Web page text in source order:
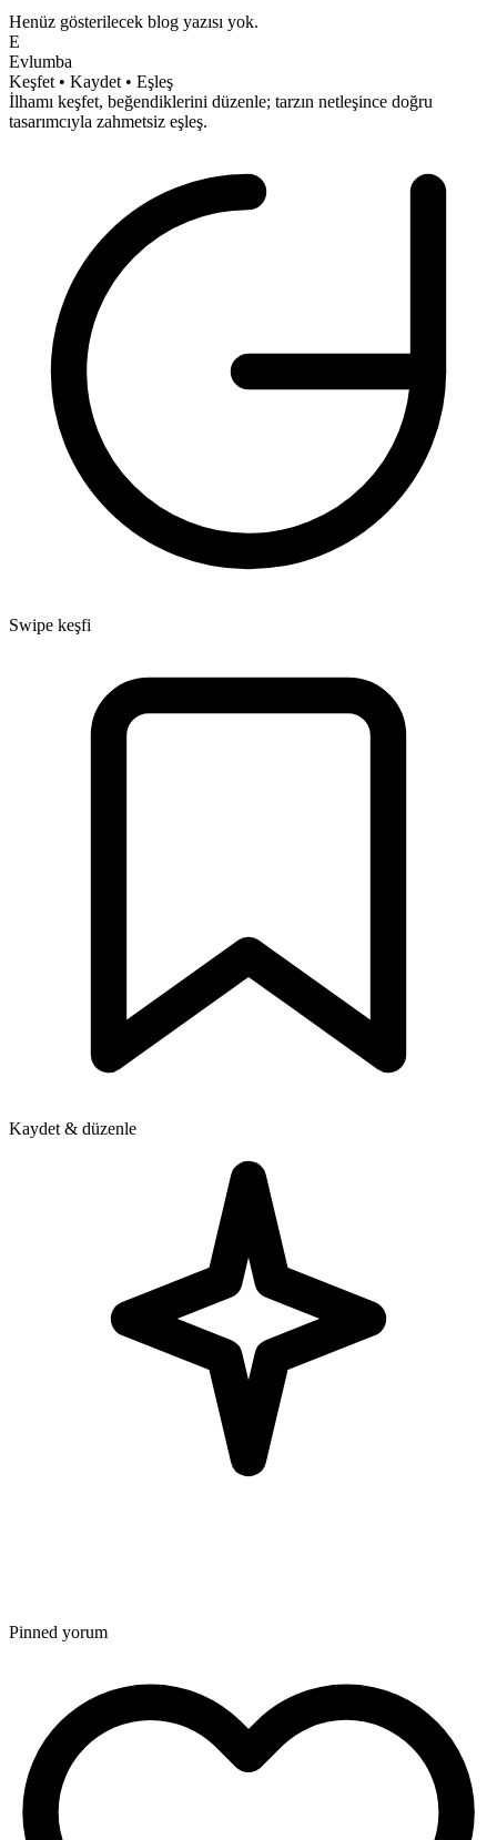
Henüz gösterilecek blog yazısı yok.
E
Evlumba
Keşfet • Kaydet • Eşleş
İlhamı keşfet, beğendiklerini düzenle; tarzın netleşince doğru
tasarımcıyla zahmetsiz eşleş.
Swipe keşfi
Kaydet & düzenle
Pinned yorum